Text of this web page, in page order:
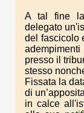
A tal fine la
delegato
del fascicolo
presso il
stesso
Fissata la
di
in calce